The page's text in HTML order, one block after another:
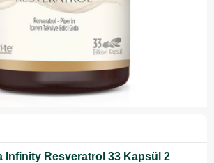
Infinity Resveratrol 33 Kapsül 2